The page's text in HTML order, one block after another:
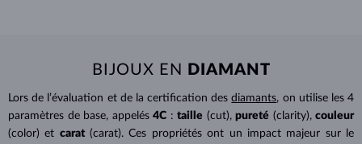
BIJOUX EN DIAMANT
Lors de l’évaluation et de la certification desdiamants, on utilise les 4
paramètres de base, appelés 4C : taille (cut), pureté (clarity), couleur
(color) et carat (carat). Ces propriétés ont un impact majeur sur le